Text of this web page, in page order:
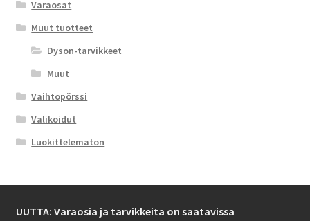
Varaosat
Muut tuotteet
Dyson-tarvikkeet
Muut
Vaihtopörssi
Valikoidut
Luokittelematon
UUTTA: Varaosia ja tarvikkeita on saatavissa